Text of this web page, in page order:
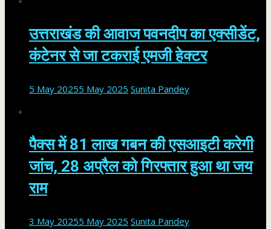
उत्तराखंड की आवाज पवनदीप का एक्सीडेंट,
कंटेनर से जा टकराई एमजी हेक्टर
5 May 20255 May 2025 Sunita Pandey
पैक्स में 81 लाख गबन की एसआइटी करेगी
जांच, 28 अप्रैल को गिरफ्तार हुआ था जय
राम
3 May 20255 May 2025 Sunita Pandey